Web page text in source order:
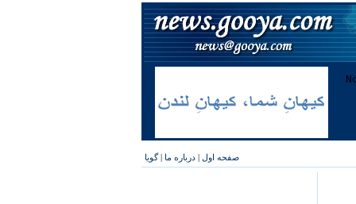
صفحه اول | درباره ما |گویا